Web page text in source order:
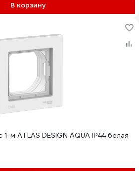
В корзину
м ATLAS DESIGN AQUA IP44 белая